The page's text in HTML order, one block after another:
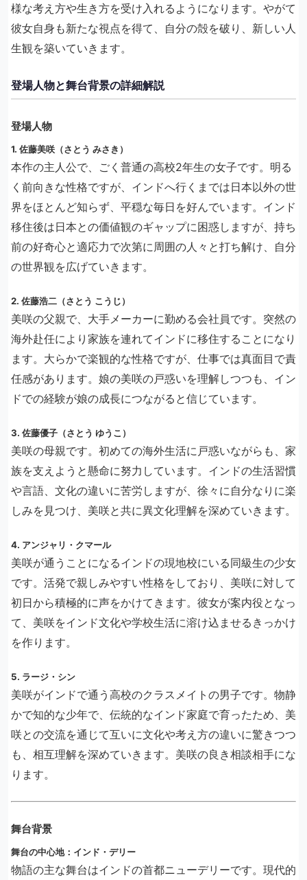
様な考え方や生き方を受け入れるようになります。やがて
彼女自身も新たな視点を得て、自分の殻を破り、新しい人
生観を築いていきます。
登場人物と舞台背景の詳細解説
登場人物
1. 佐藤美咲（さとう みさき）
本作の主人公で、ごく普通の高校2年生の女子です。明る
く前向きな性格ですが、インドへ行くまでは日本以外の世
界をほとんど知らず、平穏な毎日を好んでいます。インド
移住後は日本との価値観のギャップに困惑しますが、持ち
前の好奇心と適応力で次第に周囲の人々と打ち解け、自分
の世界観を広げていきます。
2. 佐藤浩二（さとう こうじ）
美咲の父親で、大手メーカーに勤める会社員です。突然の
海外赴任により家族を連れてインドに移住することになり
ます。大らかで楽観的な性格ですが、仕事では真面目で責
任感があります。娘の美咲の戸惑いを理解しつつも、イン
ドでの経験が娘の成長につながると信じています。
3. 佐藤優子（さとう ゆうこ）
美咲の母親です。初めての海外生活に戸惑いながらも、家
族を支えようと懸命に努力しています。インドの生活習慣
や言語、文化の違いに苦労しますが、徐々に自分なりに楽
しみを見つけ、美咲と共に異文化理解を深めていきます。
4. アンジャリ・クマール
美咲が通うことになるインドの現地校にいる同級生の少女
です。活発で親しみやすい性格をしており、美咲に対して
初日から積極的に声をかけてきます。彼女が案内役となっ
て、美咲をインド文化や学校生活に溶け込ませるきっかけ
を作ります。
5. ラージ・シン
美咲がインドで通う高校のクラスメイトの男子です。物静
かで知的な少年で、伝統的なインド家庭で育ったため、美
咲との交流を通じて互いに文化や考え方の違いに驚きつつ
も、相互理解を深めていきます。美咲の良き相談相手にな
ります。
舞台背景
舞台の中心地：インド・デリー
物語の主な舞台はインドの首都ニューデリーです。現代的